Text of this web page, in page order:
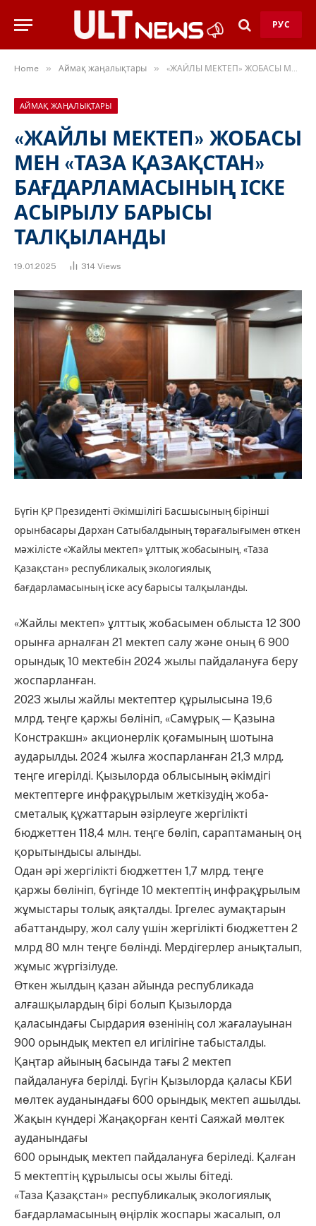
РУС
Home » Аймақ жаңалықтары » «ЖАЙЛЫ МЕКТЕП» ЖОБАСЫ МЕН «ТАЗА ҚАЗАҚСТАН» БАҒДАРЛАМАСЫНЫҢ ІСКЕ АСЫРЫЛУ БАРЫСЫ ТАЛҚЫЛАНДЫ
АЙМАҚ ЖАҢАЛЫҚТАРЫ
«ЖАЙЛЫ МЕКТЕП» ЖОБАСЫ
МЕН «ТАЗА ҚАЗАҚСТАН»
БАҒДАРЛАМАСЫНЫҢ ІСКЕ
АСЫРЫЛУ БАРЫСЫ
ТАЛҚЫЛАНДЫ
19.01.2025 314 Views
Бүгін ҚР Президенті Әкімшілігі Басшысының бірінші
орынбасары Дархан Сатыбалдының төрағалығымен өткен
мәжілісте «Жайлы мектеп» ұлттық жобасының, «Таза
Қазақстан» республикалық экологиялық
бағдарламасының іске асу барысы талқыланды.
«Жайлы мектеп» ұлттық жобасымен облыста 12 300
орынға арналған 21 мектеп салу және оның 6 900
орындық 10 мектебін 2024 жылы пайдалануға беру
жоспарланған.
2023 жылы жайлы мектептер құрылысына 19,6
млрд. теңге қаржы бөлініп, «Самұрық — Қазына
Констракшн» акционерлік қоғамының шотына
аударылды. 2024 жылға жоспарланған 21,3 млрд.
теңге игерілді. Қызылорда облысының әкімдігі
мектептерге инфрақұрылым жеткізудің жоба-
сметалық құжаттарын әзірлеуге жергілікті
бюджеттен 118,4 млн. теңге бөліп, сараптаманың оң
қорытындысы алынды.
Одан әрі жергілікті бюджеттен 1,7 млрд. теңге
қаржы бөлініп, бүгінде 10 мектептің инфрақұрылым
жұмыстары толық аяқталды. Іргелес аумақтарын
абаттандыру, жол салу үшін жергілікті бюджеттен 2
млрд 80 млн теңге бөлінді. Мердігерлер анықталып,
жұмыс жүргізілуде.
Өткен жылдың қазан айында республикада
алғашқылардың бірі болып Қызылорда
қаласындағы Сырдария өзенінің сол жағалауынан
900 орындық мектеп ел игілігіне табысталды.
Қаңтар айының басында тағы 2 мектеп
пайдалануға берілді. Бүгін Қызылорда қаласы КБИ
мөлтек ауданындағы 600 орындық мектеп ашылды.
Жақын күндері Жаңақорған кенті Саяжай мөлтек
ауданындағы
600 орындық мектеп пайдалануға беріледі. Қалған
5 мектептің құрылысы осы жылы бітеді.
«Таза Қазақстан» республикалық экологиялық
бағдарламасының өңірлік жоспары жасалып, ол